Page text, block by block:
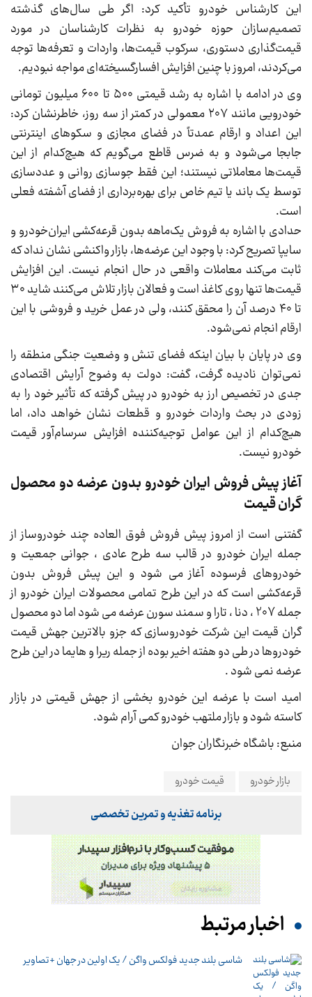
این کارشناس خودرو تأکید کرد: اگر طی سال‌های گذشته
تصمیم‌سازان حوزه خودرو به نظرات کارشناسان در مورد
قیمت‌گذاری دستوری، سرکوب قیمت‌ها، واردات و تعرفه‌ها توجه
می‌کردند، امروز با چنین افزایش افسارگسیخته‌ای مواجه نبودیم.
وی در ادامه با اشاره به رشد قیمتی ۵۰۰ تا ۶۰۰ میلیون تومانی
خودرویی مانند ۲۰۷ معمولی در کمتر از سه روز، خاطرنشان کرد:
این اعداد و ارقام عمدتاً در فضای مجازی و سکو‌های اینترنتی
جابجا می‌شود و به ضرس قاطع می‌گویم که هیچ‌کدام از این
قیمت‌ها معاملاتی نیستند؛ این فقط جوسازی روانی و عددسازی
توسط یک باند یا تیم خاص برای بهره‌برداری از فضای آشفته فعلی
است.
حدادی با اشاره به فروش یک‌ماهه بدون قرعه‌کشی ایران‌خودرو و
سایپا تصریح کرد: با وجود این عرضه‌ها، بازار واکنشی نشان نداد که
ثابت می‌کند معاملات واقعی در حال انجام نیست. این افزایش
قیمت‌ها تنها روی کاغذ است و فعالان بازار تلاش می‌کنند شاید ۳۰
تا ۴۰ درصد آن را محقق کنند، ولی در عمل خرید و فروشی با این
ارقام انجام نمی‌شود.
وی در پایان با بیان اینکه فضای تنش و وضعیت جنگی منطقه را
نمی‌توان نادیده گرفت، گفت: دولت به وضوح آرایش اقتصادی
جدی در تخصیص ارز به خودرو در پیش گرفته که تأثیر خود را به
زودی در بحث واردات خودرو و قطعات نشان خواهد داد، اما
هیچ‌کدام از این عوامل توجیه‌کننده افزایش سرسام‌آور قیمت‌
خودرو نیست.
آغاز پیش فروش ایران خودرو بدون عرضه دو محصول
گران قیمت
گفتنی است از امروز پیش فروش فوق العاده چند خودروساز از
جمله ایران خودرو در قالب سه طرح عادی ، جوانی جمعیت و
خودروهای فرسوده آغاز می شود و این پیش فروش بدون
قرعه‌کشی است که در این طرح تمامی محصولات ایران خودرو از
جمله 207 ، دنا ، تارا و سمند سورن عرضه می شود اما دو محصول
گران قیمت این شرکت خودروسازی که جزو بالاترین جهش قیمت
خودروها در طی دو هفته اخیر بوده از جمله ریرا و هایما در این طرح
عرضه نمی شود .
امید است با عرضه این خودرو بخشی از جهش قیمتی در بازار
کاسته شود و بازار ملتهب خودرو کمی آرام شود.
منبع: باشگاه خبرنگاران جوان
بازار خودرو قیمت خودرو
برنامه تغذیه و تمرین تخصصی
اخبار مرتبط
شاسی بلند جدید فولکس واگن / یک اولین در جهان +تصاویر